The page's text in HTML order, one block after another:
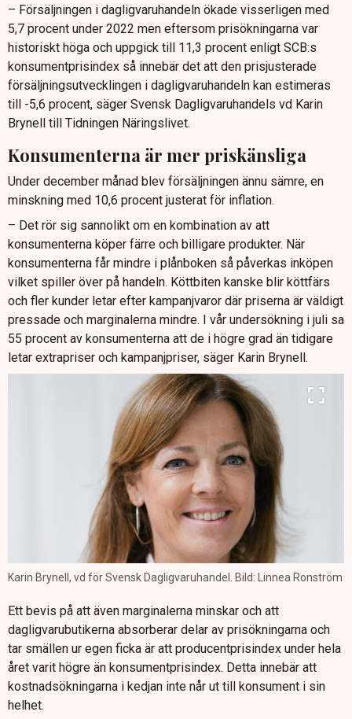
– Försäljningen i dagligvaruhandeln ökade visserligen med
5,7 procent under 2022 men eftersom prisökningarna var
historiskt höga och uppgick till 11,3 procent enligt SCB:s
konsumentprisindex så innebär det att den prisjusterade
försäljningsutvecklingen i dagligvaruhandeln kan estimeras
till -5,6 procent, säger Svensk Dagligvaruhandels vd Karin
Brynell till Tidningen Näringslivet.
Konsumenterna är mer priskänsliga
Under december månad blev försäljningen ännu sämre, en
minskning med 10,6 procent justerat för inflation.
– Det rör sig sannolikt om en kombination av att
konsumenterna köper färre och billigare produkter. När
konsumenterna får mindre i plånboken så påverkas inköpen
vilket spiller över på handeln. Köttbiten kanske blir köttfärs
och fler kunder letar efter kampanjvaror där priserna är väldigt
pressade och marginalerna mindre. I vår undersökning i juli sa
55 procent av konsumenterna att de i högre grad än tidigare
letar extrapriser och kampanjpriser, säger Karin Brynell.
Karin Brynell, vd för Svensk Dagligvaruhandel. Bild: Linnea Ronström
Ett bevis på att även marginalerna minskar och att
dagligvarubutikerna absorberar delar av prisökningarna och
tar smällen ur egen ficka är att producentprisindex under hela
året varit högre än konsumentprisindex. Detta innebär att
kostnadsökningarna i kedjan inte når ut till konsument i sin
helhet.